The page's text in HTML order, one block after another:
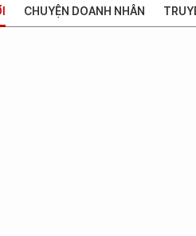
CHUYỆN DOANH NHÂN